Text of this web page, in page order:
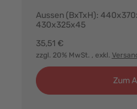
Aussen (BxTxH):
430x325x45
35,51 €
zzgl. 20% MwSt. , exkl.
Zum